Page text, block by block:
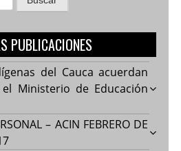
PUBLICACIONES
del Cauca acuerdan
Ministerio de Educación
– ACIN FEBRERO DE